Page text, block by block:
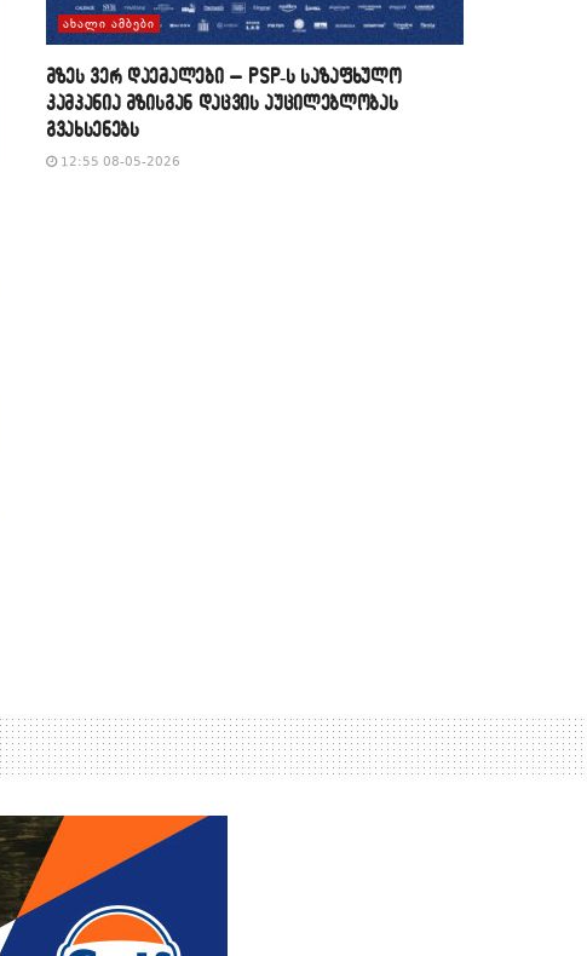
ᲐᲮᲐᲚᲘ ᲐᲛᲑᲔᲑᲘ
მზეს ვერ დაემალები – PSP-ს საზაფხულო
კამპანია მზისგან დაცვის აუცილებლობას
გვახსენებს
12:55 08-05-2026